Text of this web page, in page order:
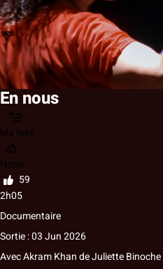
En nous
Ma liste
Noter
59
2h05
Documentaire
Sortie : 03 Jun 2026
AvecAkram KhandeJuliette Binoche